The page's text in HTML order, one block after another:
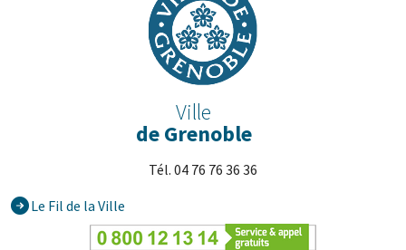
Ville
de Grenoble
Tél. 04 76 76 36 36
Le Fil de la Ville